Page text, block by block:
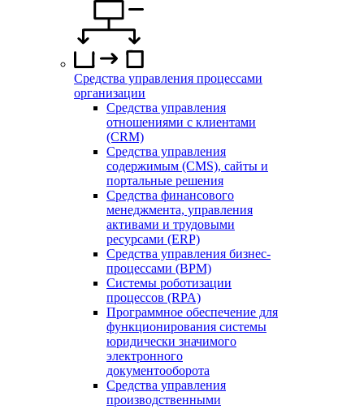
Средства управления процессами
организации
Средства управления
отношениями с клиентами
(CRM)
Средства управления
содержимым (CMS), сайты и
портальные решения
Средства финансового
менеджмента, управления
активами и трудовыми
ресурсами (ERP)
Средства управления бизнес-
процессами (BPM)
Системы роботизации
процессов (RPA)
Программное обеспечение для
функционирования системы
юридически значимого
электронного
документооборота
Средства управления
производственными